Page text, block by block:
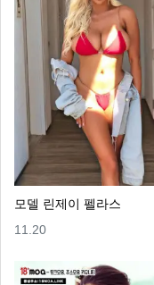
모델 린제이 펠라스
등록일
11.20